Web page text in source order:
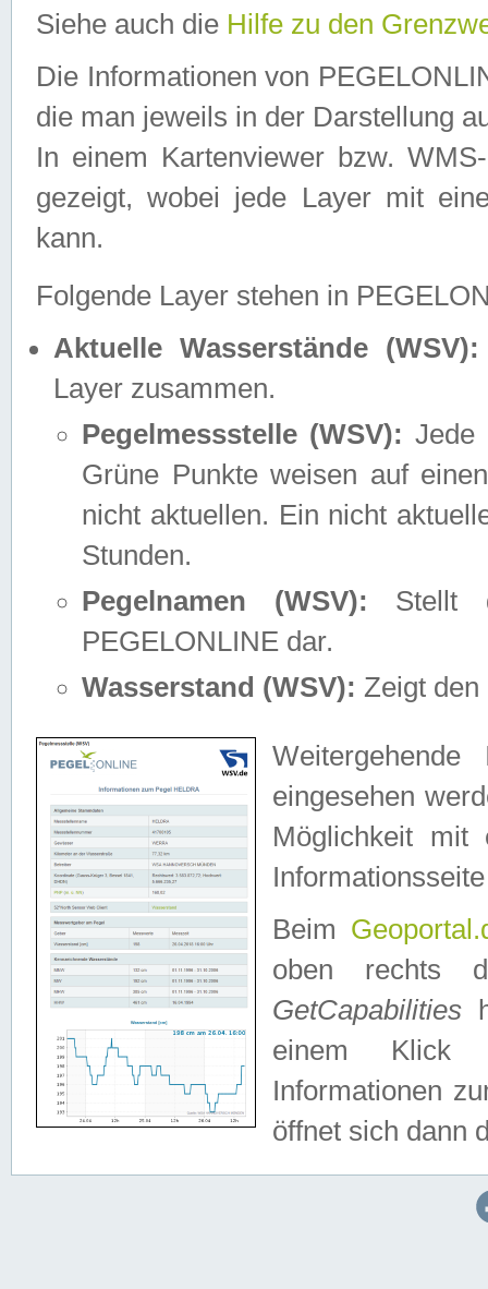
Siehe auch die Hilfe zu den
Die Informationen von
die man jeweils in der Darstellung
In einem Kartenviewer bzw.
gezeigt, wobei jede Layer mit
kann.
Folgende Layer stehen in
Aktuelle Wasserstände (WSV):
Layer zusammen.
Pegelmessstelle (WSV): Jede
Grüne Punkte weisen auf
nicht aktuellen. Ein nicht
Stunden.
Pegelnamen (WSV): Stellt
PEGELONLINE dar.
Wasserstand (WSV): Zeigt den
eingesehen
Möglichkeit mit
Beim
oben rechts
GetCapabilities
einem Klick
Informationen
öffnet sich dann